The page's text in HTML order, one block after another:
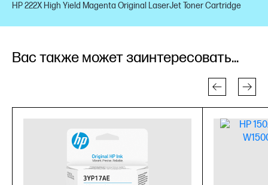
HP 222X High Yield Magenta Original LaserJet Toner Cartridge
Вас также может заинтересовать...